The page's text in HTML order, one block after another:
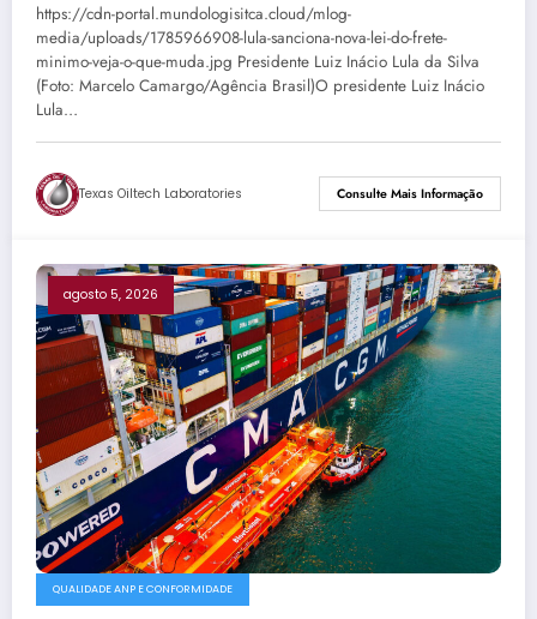
https://cdn-portal.mundologisitca.cloud/mlog-
media/uploads/1785966908-lula-sanciona-nova-lei-do-frete-
minimo-veja-o-que-muda.jpg Presidente Luiz Inácio Lula da Silva
(Foto: Marcelo Camargo/Agência Brasil)O presidente Luiz Inácio
Lula…
Texas Oiltech Laboratories Consulte Mais Informação
agosto 5, 2026
QUALIDADE ANP E CONFORMIDADE